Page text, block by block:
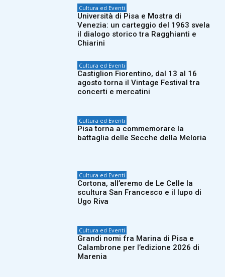
Cultura ed Eventi
Università di Pisa e Mostra di
Venezia: un carteggio del 1963 svela
il dialogo storico tra Ragghianti e
Chiarini
Cultura ed Eventi
Castiglion Fiorentino, dal 13 al 16
agosto torna il Vintage Festival tra
concerti e mercatini
Cultura ed Eventi
Pisa torna a commemorare la
battaglia delle Secche della Meloria
Cultura ed Eventi
Cortona, all’eremo de Le Celle la
scultura San Francesco e il lupo di
Ugo Riva
Cultura ed Eventi
Grandi nomi fra Marina di Pisa e
Calambrone per l’edizione 2026 di
Marenia